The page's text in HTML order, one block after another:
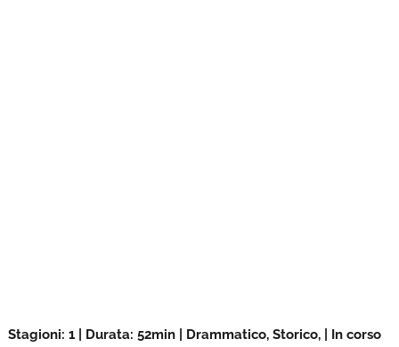
Stagioni: 1 | Durata: 52min | Drammatico, Storico, | In corso